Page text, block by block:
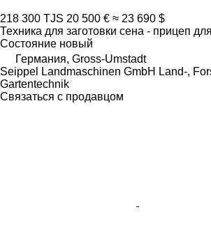
218 300 TJS 20 500 € ≈ 23 690 $
Техника для заготовки сена - прицеп
Состояние новый
Германия, Gross-Umstadt
Seippel Landmaschinen GmbH Land-,
Gartentechnik
Связаться с продавцом